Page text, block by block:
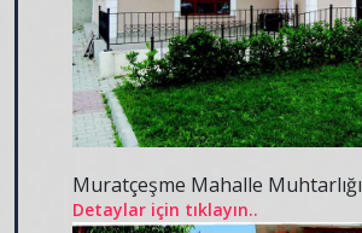
Muratçeşme Mahalle Muhtarlığı
Detaylar için tıklayın..